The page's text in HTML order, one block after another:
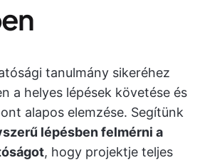
tanulmány sikeréhez
a helyes lépések követése és
alapos elemzése. Segítünk
lépésben felmérni a
, hogy projektje teljes